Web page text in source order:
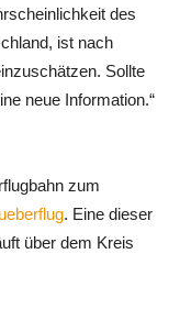
des
ist nach
Sollte
neue Information.“
zum
. Eine dieser
über dem Kreis